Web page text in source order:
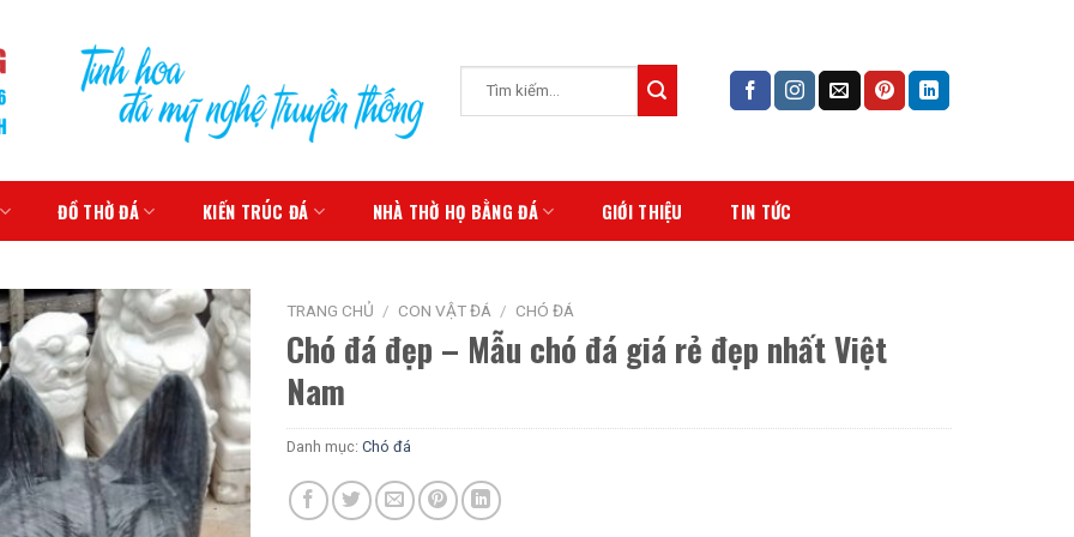
kiếm:
ĐỒ THỜ ĐÁ KIẾN TRÚC ĐÁ NHÀ THỜ HỌ BẰNG ĐÁ GIỚI THIỆU TIN TỨC
TRANG CHỦ / CON VẬT ĐÁ / CHÓ ĐÁ
Chó đá đẹp – Mẫu chó đá giá rẻ đẹp nhất Việt
Nam
Danh mục: Chó đá